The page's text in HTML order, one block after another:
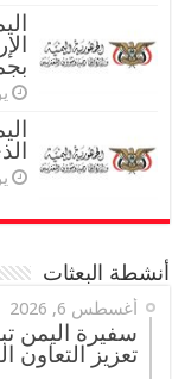
أنشطة البعثات
أغسطس 6, 2026
سفيرة اليمن
تعزيز التعاون